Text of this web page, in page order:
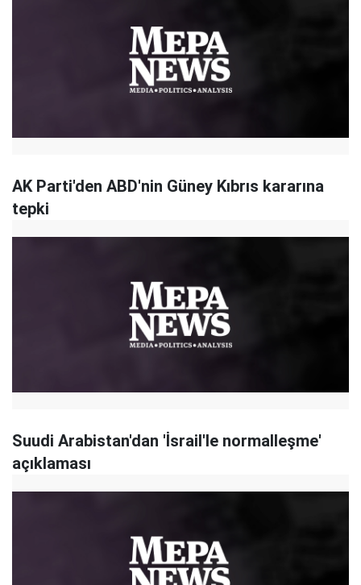
AK Parti'den ABD'nin Güney Kıbrıs kararına
tepki
Suudi Arabistan'dan 'İsrail'le normalleşme'
açıklaması